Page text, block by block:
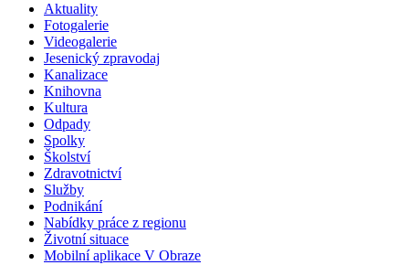
Aktuality
Fotogalerie
Videogalerie
Jesenický zpravodaj
Kanalizace
Knihovna
Kultura
Odpady
Spolky
Školství
Zdravotnictví
Služby
Podnikání
Nabídky práce z regionu
Životní situace
Mobilní aplikace V Obraze